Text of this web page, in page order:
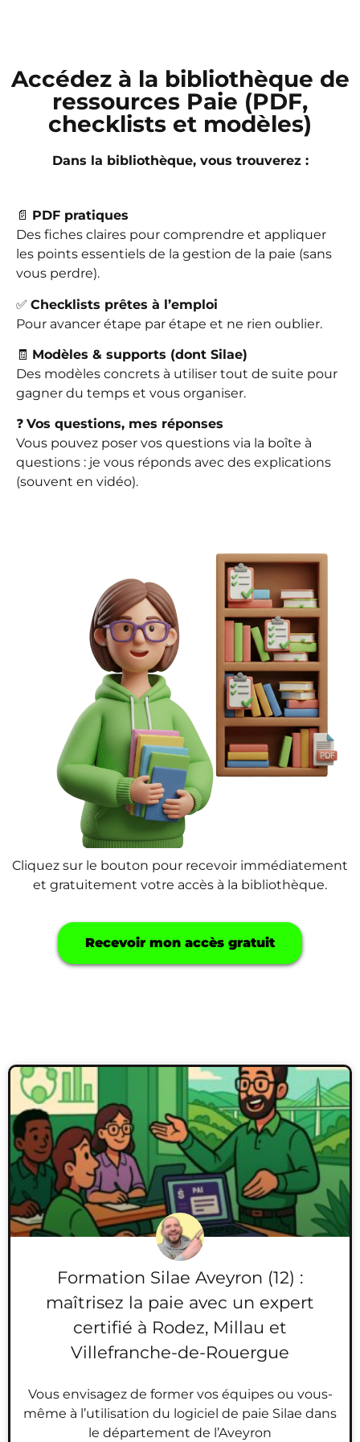
Accédez à la bibliothèque de
ressources Paie (PDF,
checklists et modèles)
Dans la bibliothèque, vous trouverez :
📄 PDF pratiques
Des fiches claires pour comprendre et appliquer
les points essentiels de la gestion de la paie (sans
vous perdre).
✅ Checklists prêtes à l’emploi
Pour avancer étape par étape et ne rien oublier.
🧾 Modèles & supports (dont Silae)
Des modèles concrets à utiliser tout de suite pour
gagner du temps et vous organiser.
❓ Vos questions, mes réponses
Vous pouvez poser vos questions via la boîte à
questions : je vous réponds avec des explications
(souvent en vidéo).
Cliquez sur le bouton pour recevoir immédiatement
et gratuitement votre accès à la bibliothèque.
Recevoir mon accès gratuit
Formation Silae Aveyron (12) :
maîtrisez la paie avec un expert
certifié à Rodez, Millau et
Villefranche-de-Rouergue
Vous envisagez de former vos équipes ou vous-
même à l’utilisation du logiciel de paie Silae dans
le département de l’Aveyron